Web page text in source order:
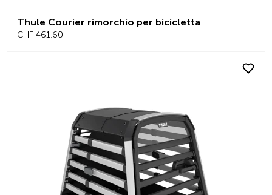
Thule Courier rimorchio per bicicletta
CHF 461.60